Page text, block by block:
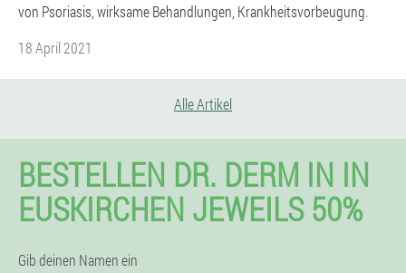
von Psoriasis, wirksame Behandlungen, Krankheitsvorbeugung.
18 April 2021
Alle Artikel
BESTELLEN DR. DERM IN IN
EUSKIRCHEN JEWEILS 50%
Gib deinen Namen ein